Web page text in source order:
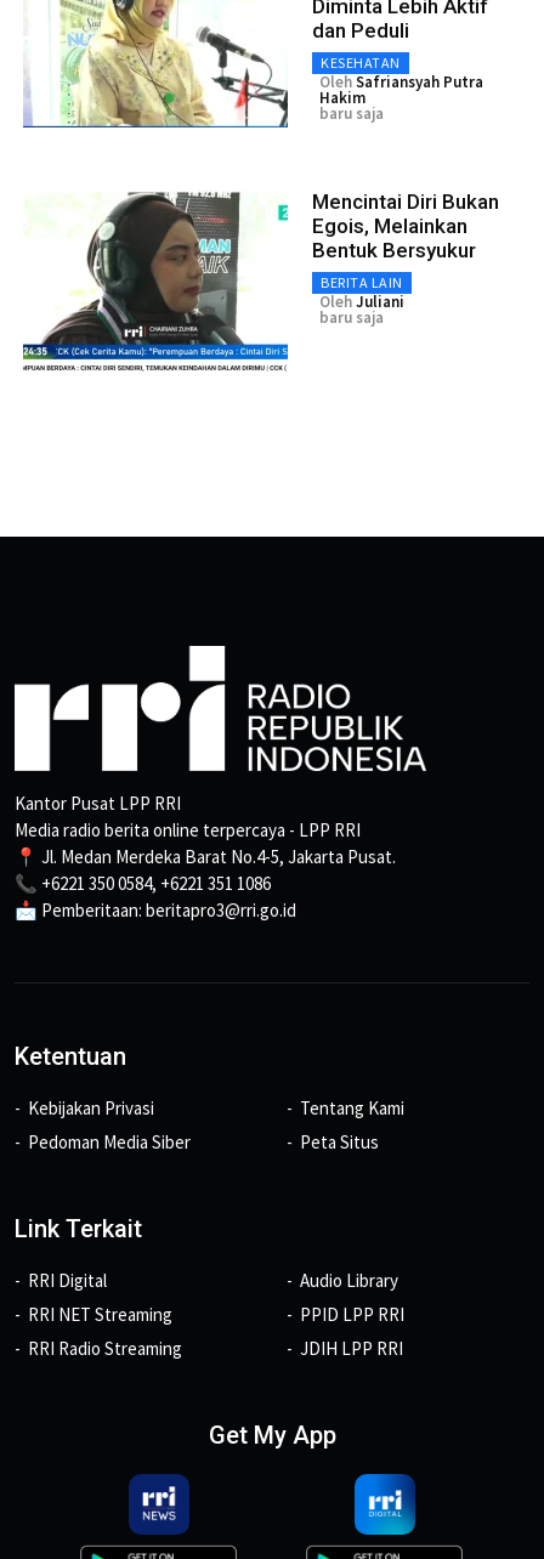
Diminta Lebih Aktif
dan Peduli
KESEHATAN
OlehSafriansyah Putra
Hakim
baru saja
Mencintai Diri Bukan
Egois, Melainkan
Bentuk Bersyukur
BERITA LAIN
OlehJuliani
baru saja
Kantor Pusat LPP RRI
Media radio berita online terpercaya - LPP RRI
📍 Jl. Medan Merdeka Barat No.4-5, Jakarta Pusat.
📞 +6221 350 0584, +6221 351 1086
📩 Pemberitaan: beritapro3@rri.go.id
Ketentuan
Kebijakan Privasi
Pedoman Media Siber
Tentang Kami
Peta Situs
Link Terkait
RRI Digital
RRI NET Streaming
RRI Radio Streaming
Audio Library
PPID LPP RRI
JDIH LPP RRI
Get My App